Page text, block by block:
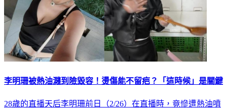
李明珊被熱油濺到險毀容！燙傷能不留疤？「這時候」是關鍵
28歲的直播天后李明珊前日（2/26）在直播時，竟慘遭熱油噴